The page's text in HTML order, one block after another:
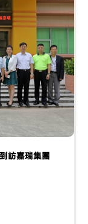
訪嘉瑞集團